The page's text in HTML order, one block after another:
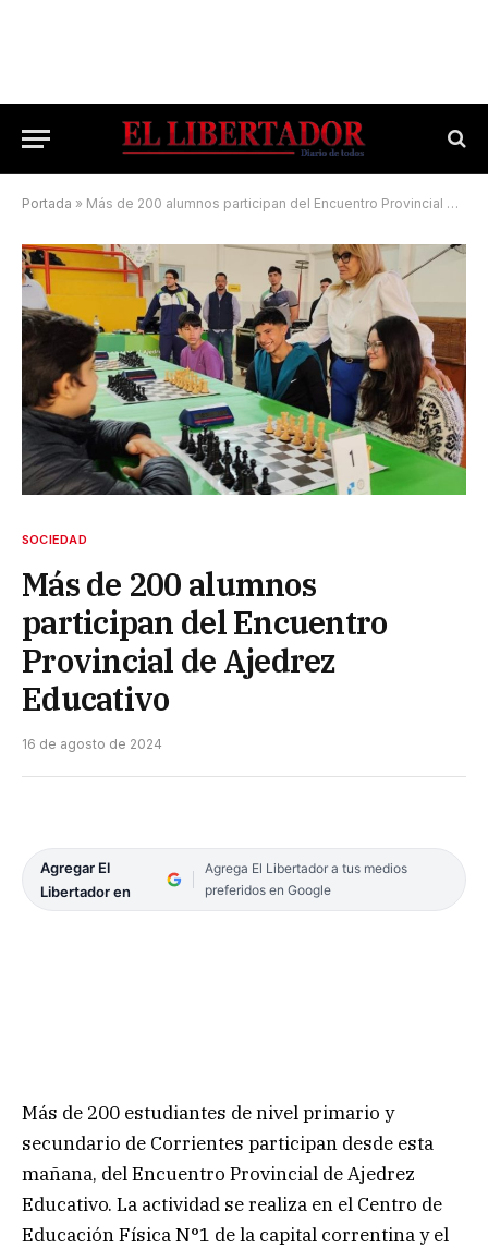
Portada » Más de 200 alumnos participan del Encuentro Provincial de Ajedrez Educativo
SOCIEDAD
Más de 200 alumnos
participan del Encuentro
Provincial de Ajedrez
Educativo
16 de agosto de 2024
Agregar El
Libertador en
Agrega El Libertador a tus medios
preferidos en Google
Más de 200 estudiantes de nivel primario y
secundario de Corrientes participan desde esta
mañana, del Encuentro Provincial de Ajedrez
Educativo. La actividad se realiza en el Centro de
Educación Física N°1 de la capital correntina y el